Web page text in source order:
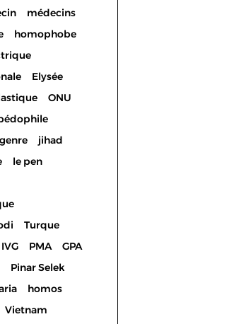
médecins
homophobe
Elysée
ONU
genre
jihad
le pen
Turque
IVG PMA
GPA
Pinar Selek
homos
Vietnam